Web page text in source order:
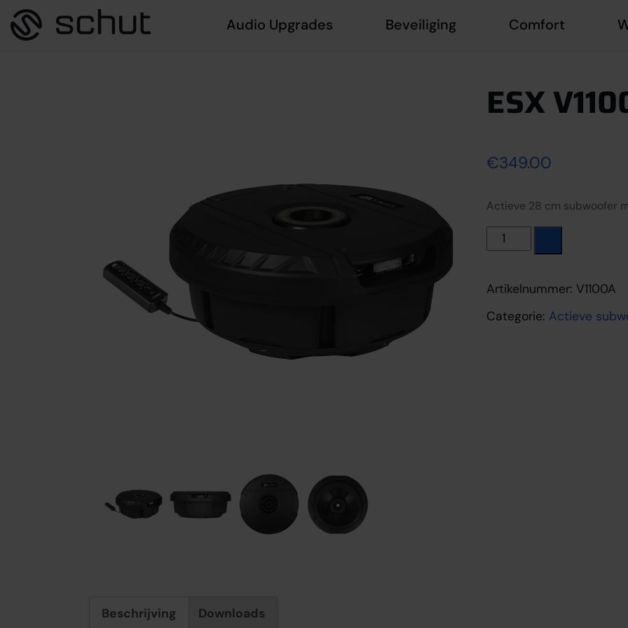
Audio Upgrades Beveiliging Comfort
ESX
€349.00
Actieve 28 cm subwoofer
ESX V1100A aantal
Artikelnummer: V1100A
Categorie: Actieve
Beschrijving Downloads